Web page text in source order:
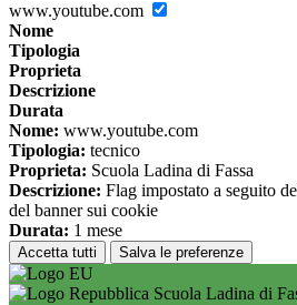
www.youtube.com
Nome
Tipologia
Proprieta
Descrizione
Durata
Nome: www.youtube.com
Tipologia: tecnico
Proprieta: Scuola Ladina di Fassa
Descrizione: Flag impostato a seguito
del banner sui cookie
Durata: 1 mese
Accetta tutti Salva le preferenze
Scuola Ladina di